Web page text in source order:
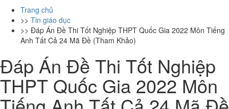
Trang chủ
>> Tin giáo dục
>> Đáp Án Đề Thi Tốt Nghiệp THPT Quốc Gia 2022 Môn Tiếng
Anh Tất Cả 24 Mã Đề (Tham Khảo)
Đáp Án Đề Thi Tốt Nghiệp
THPT Quốc Gia 2022 Môn